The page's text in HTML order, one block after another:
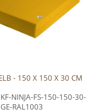
- 150 X 150 X 30 CM
KF-NINJA-FS-150-150-30-
GE-RAL1003